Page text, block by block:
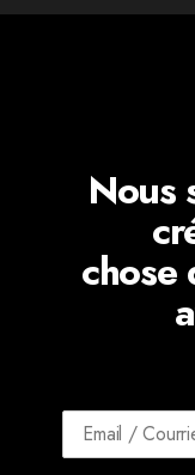
Nous